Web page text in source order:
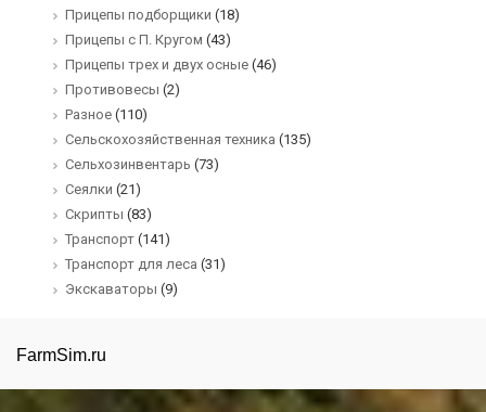
Прицепы подборщики (18)
Прицепы с П. Кругом (43)
Прицепы трех и двух осные (46)
Противовесы (2)
Разное (110)
Сельскохозяйственная техника (135)
Сельхозинвентарь (73)
Сеялки (21)
Скрипты (83)
Транспорт (141)
Транспорт для леса (31)
Экскаваторы (9)
FarmSim.ru